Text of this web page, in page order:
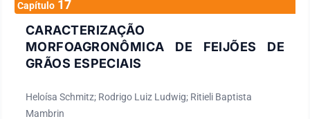
Capítulo 17
CARACTERIZAÇÃO
MORFOAGRONÔMICA DE FEIJÕES DE
GRÃOS ESPECIAIS
Heloísa Schmitz; Rodrigo Luiz Ludwig; Ritieli Baptista
Mambrin